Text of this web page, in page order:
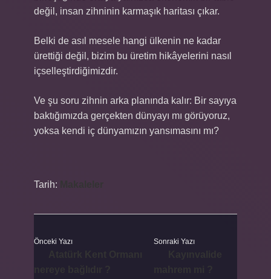
değil, insan zihninin karmaşık haritası çıkar.
Belki de asıl mesele hangi ülkenin ne kadar
ürettiği değil, bizim bu üretim hikâyelerini nasıl
içselleştirdiğimizdir.
Ve şu soru zihnin arka planında kalır: Bir sayıya
baktığımızda gerçekten dünyayı mı görüyoruz,
yoksa kendi iç dünyamızın yansımasını mı?
Tarih:
Önceki Yazı Sonraki Yazı